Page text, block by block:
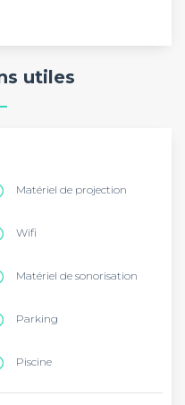
utiles
Matériel de projection
Wifi
Matériel de sonorisation
Parking
Piscine